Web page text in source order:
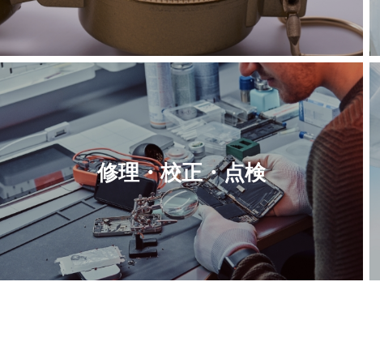
修理・校正・点検